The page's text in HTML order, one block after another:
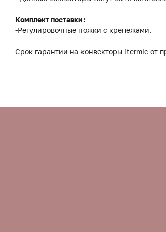
Комплект поставки:
-Регулировочные ножки с крепежами.
Срок гарантии на конвекторы Itermic от